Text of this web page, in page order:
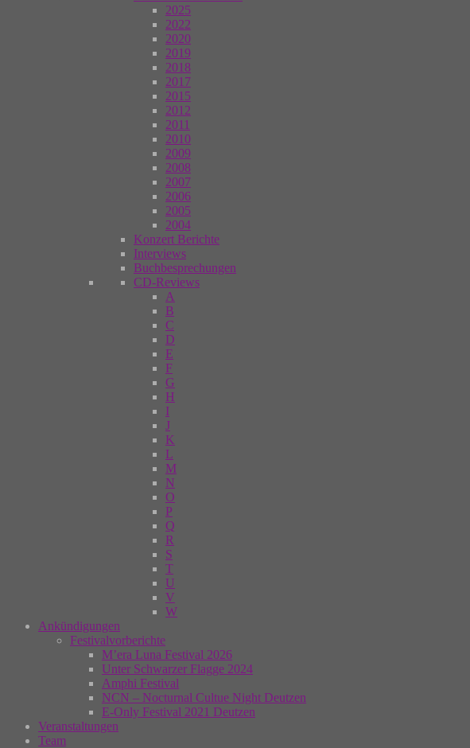
2025
2022
2020
2019
2018
2017
2015
2012
2011
2010
2009
2008
2007
2006
2005
2004
Konzert Berichte
Interviews
Buchbesprechungen
CD-Reviews
A
B
C
D
E
F
G
H
I
J
K
L
M
N
O
P
Q
R
S
T
U
V
W
Ankündigungen
Festivalvorberichte
M’era Luna Festival 2026
Unter Schwarzer Flagge 2024
Amphi Festival
NCN – Nocturnal Cultue Night Deutzen
E-Only Festival 2021 Deutzen
Veranstaltungen
Team